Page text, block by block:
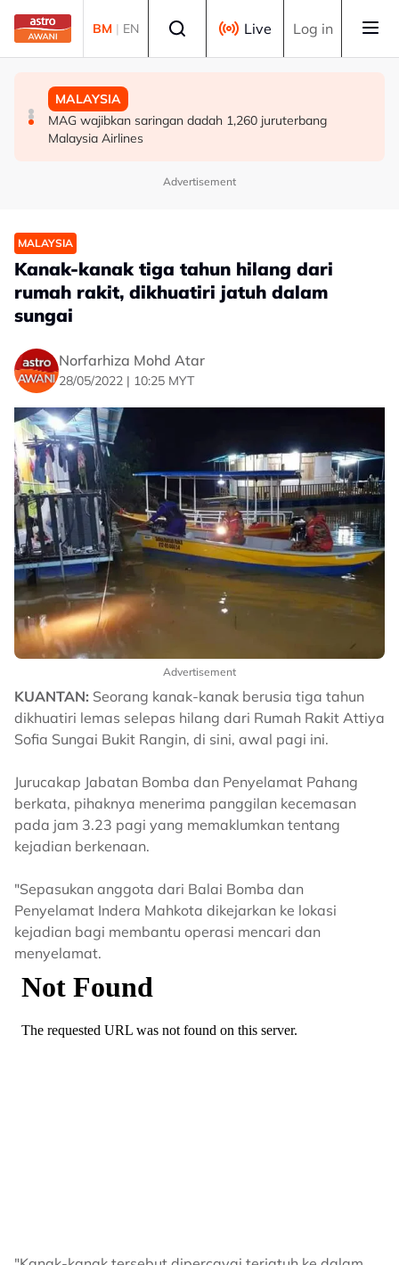
Skip to main content
BM | EN Live Log in
DUNIA
Remaja dimasukkan ke hospital selepas insiden
tembakan di barat Sydney
POLITIK
[TERKINI] 10 ADUN BN-PN dilantik Exco, terajui
pentadbiran Negeri Sembilan
MALAYSIA
MAG wajibkan saringan dadah 1,260 juruterbang
Malaysia Airlines
Advertisement
MALAYSIA
Kanak-kanak tiga tahun hilang dari
rumah rakit, dikhuatiri jatuh dalam
sungai
Norfarhiza Mohd Atar
28/05/2022 | 10:25 MYT
Advertisement
KUANTAN: Seorang kanak-kanak berusia tiga tahun
dikhuatiri lemas selepas hilang dari Rumah Rakit Attiya
Sofia Sungai Bukit Rangin, di sini, awal pagi ini.
Jurucakap Jabatan Bomba dan Penyelamat Pahang
berkata, pihaknya menerima panggilan kecemasan
pada jam 3.23 pagi yang memaklumkan tentang
kejadian berkenaan.
"Sepasukan anggota dari Balai Bomba dan
Penyelamat Indera Mahkota dikejarkan ke lokasi
kejadian bagi membantu operasi mencari dan
menyelamat.